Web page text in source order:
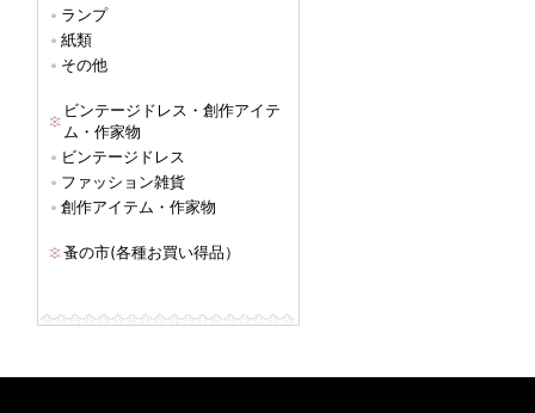
ランプ
紙類
その他
ビンテージドレス・創作アイテ
ム・作家物
ビンテージドレス
ファッション雑貨
創作アイテム・作家物
蚤の市(各種お買い得品）